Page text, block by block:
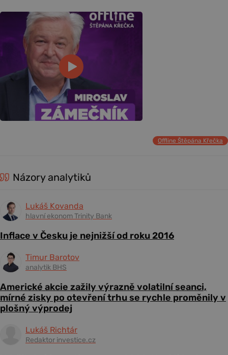
Offline Štěpána Křečka
Názory analytiků
Lukáš Kovanda
hlavní ekonom Trinity Bank
Inflace v Česku je nejnižší od roku 2016
Timur Barotov
analytik BHS
Americké akcie zažily výrazně volatilní seanci,
mírné zisky po otevření trhu se rychle proměnily v
plošný výprodej
Lukáš Richtár
Redaktor investice.cz